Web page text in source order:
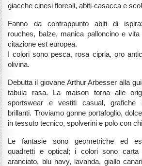
giacche cinesi floreali, abiti-casacca e
Fanno da contrappunto abiti di
rouches, balze, manica palloncino e
citazione est europea.
I colori sono pesca, rosa cipria, oro
olivina.
Debutta il giovane Arthur Arbesser alla
tabula rasa. La maison torna alle
sportswear e vestiti casual, grafiche
brillanti. Troviamo gonne portafoglio,
in tessuto tecnico, spolverini e polo con
Le fantasie sono geometriche ed
quadretti e optical; i colori sono carta
aranciato, blu navy, lavanda, giallo